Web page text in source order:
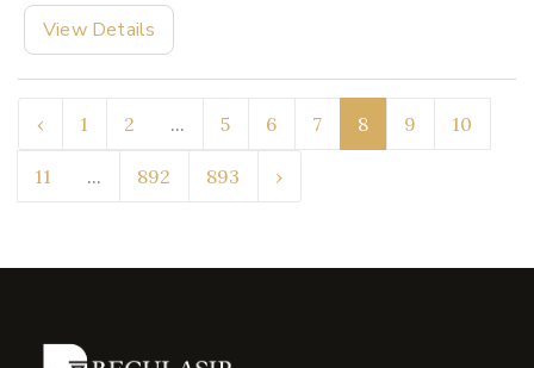
View Details
‹ 1 2 ... 5 6 7 8 9 10
11 ... 892 893 ›